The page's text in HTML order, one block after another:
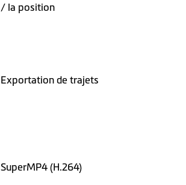
/ la position
Exportation de trajets
SuperMP4 (H.264)